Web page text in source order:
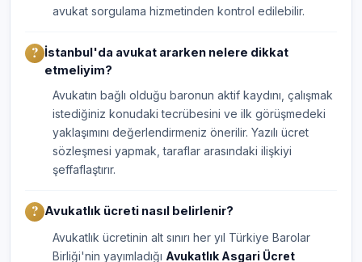
avukat sorgulama hizmetinden kontrol edilebilir.
İstanbul'da avukat ararken nelere dikkat
etmeliyim?
Avukatın bağlı olduğu baronun aktif kaydını, çalışmak
istediğiniz konudaki tecrübesini ve ilk görüşmedeki
yaklaşımını değerlendirmeniz önerilir. Yazılı ücret
sözleşmesi yapmak, taraflar arasındaki ilişkiyi
şeffaflaştırır.
Avukatlık ücreti nasıl belirlenir?
Avukatlık ücretinin alt sınırı her yıl Türkiye Barolar
Birliği'nin yayımladığı Avukatlık Asgari Ücret